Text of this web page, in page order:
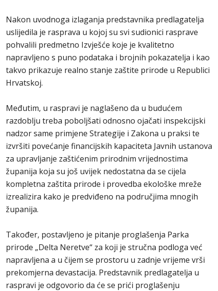
Nakon uvodnoga izlaganja predstavnika predlagatelja
uslijedila je rasprava u kojoj su svi sudionici rasprave
pohvalili predmetno Izvješće koje je kvalitetno
napravljeno s puno podataka i brojnih pokazatelja i kao
takvo prikazuje realno stanje zaštite prirode u Republici
Hrvatskoj.
Međutim, u raspravi je naglašeno da u budućem
razdoblju treba poboljšati odnosno ojačati inspekcijski
nadzor same primjene Strategije i Zakona u praksi te
izvršiti povećanje financijskih kapaciteta Javnih ustanova
za upravljanje zaštićenim prirodnim vrijednostima
županija koja su još uvijek nedostatna da se cijela
kompletna zaštita prirode i provedba ekološke mreže
izrealizira kako je predviđeno na područjima mnogih
županija.
Također, postavljeno je pitanje proglašenja Parka
prirode „Delta Neretve“ za koji je stručna podloga već
napravljena a u čijem se prostoru u zadnje vrijeme vrši
prekomjerna devastacija. Predstavnik predlagatelja u
raspravi je odgovorio da će se prići proglašenju